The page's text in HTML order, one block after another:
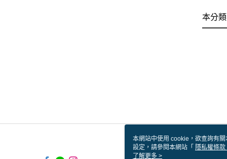
本分
本網站中使用 cookie，欲查詢有
設定，請參閱本網站「 隱私權條款
使用 cookie。
了解更多 >